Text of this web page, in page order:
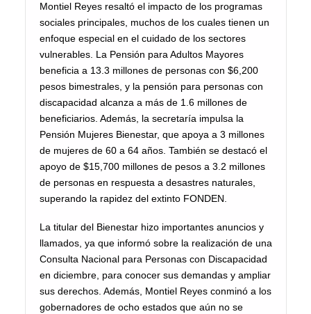
Montiel Reyes resaltó el impacto de los programas
sociales principales, muchos de los cuales tienen un
enfoque especial en el cuidado de los sectores
vulnerables. La Pensión para Adultos Mayores
beneficia a 13.3 millones de personas con $6,200
pesos bimestrales, y la pensión para personas con
discapacidad alcanza a más de 1.6 millones de
beneficiarios. Además, la secretaría impulsa la
Pensión Mujeres Bienestar, que apoya a 3 millones
de mujeres de 60 a 64 años. También se destacó el
apoyo de $15,700 millones de pesos a 3.2 millones
de personas en respuesta a desastres naturales,
superando la rapidez del extinto FONDEN.
La titular del Bienestar hizo importantes anuncios y
llamados, ya que informó sobre la realización de una
Consulta Nacional para Personas con Discapacidad
en diciembre, para conocer sus demandas y ampliar
sus derechos. Además, Montiel Reyes conminó a los
gobernadores de ocho estados que aún no se